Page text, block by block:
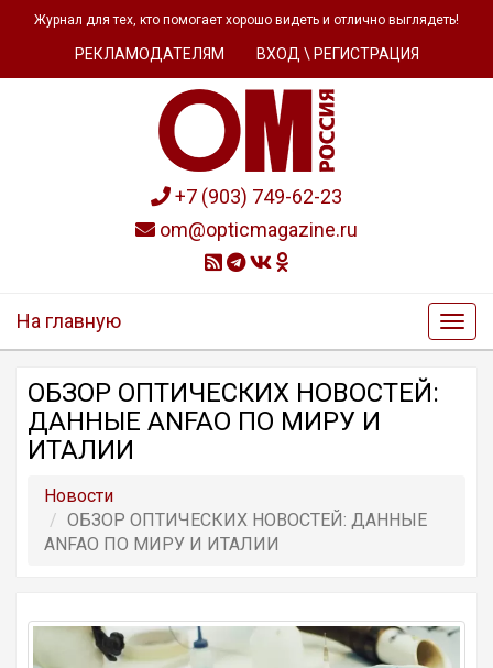
Журнал для тех, кто помогает хорошо видеть и отлично выглядеть!
РЕКЛАМОДАТЕЛЯМ ВХОД \ РЕГИСТРАЦИЯ
+7 (903) 749-62-23
om@opticmagazine.ru
На главную
ОБЗОР OПТИЧЕСКИХ НОВОСТЕЙ:
ДАННЫЕ ANFAO ПО МИРУ И
ИТАЛИИ
Новости
ОБЗОР OПТИЧЕСКИХ НОВОСТЕЙ: ДАННЫЕ
ANFAO ПО МИРУ И ИТАЛИИ